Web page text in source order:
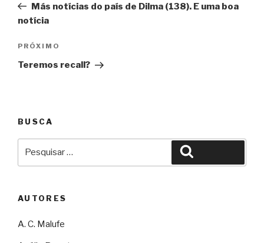
Post
Más notícias do país de Dilma (138). E uma boa
notícia
Próximo
PRÓXIMO
Teremos recall?
BUSCA
AUTORES
A. C. Malufe